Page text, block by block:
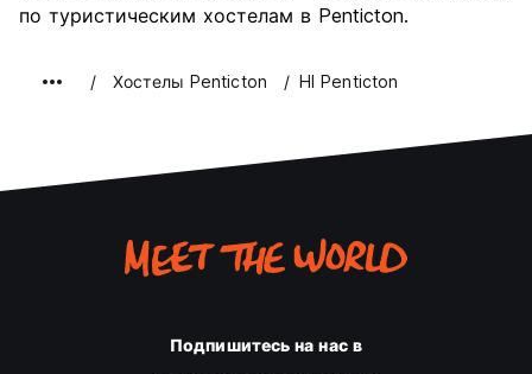
по туристическим хостелам в Penticton.
Хостелы Penticton HI Penticton
Подпишитесь на нас в